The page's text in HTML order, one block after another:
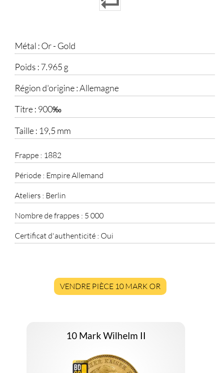
Métal : Or - Gold
Poids : 7.965 g
Région d'origine :Allemagne
Titre : 900‰
Taille : 19,5 mm
Frappe : 1882
Période : Empire Allemand
Ateliers : Berlin
Nombre de frappes : 5 000
Certificat d'authenticité : Oui
VENDRE PIÈCE 10 MARK OR
10 Mark Wilhelm II